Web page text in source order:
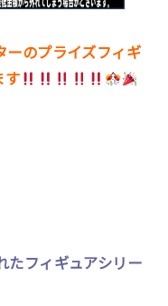
ーのプライズフィギ
す
たフィギュアシリー